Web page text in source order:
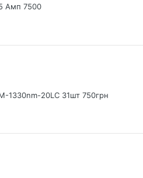
Амп 7500
1330nm-20LC 31шт 750грн